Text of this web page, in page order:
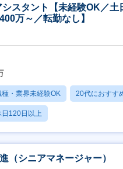
シスタント【未経験OK／土
万～／転勤なし】
種・業界未経験OK 20代におすす
日120日以上
（シニアマネージャー）